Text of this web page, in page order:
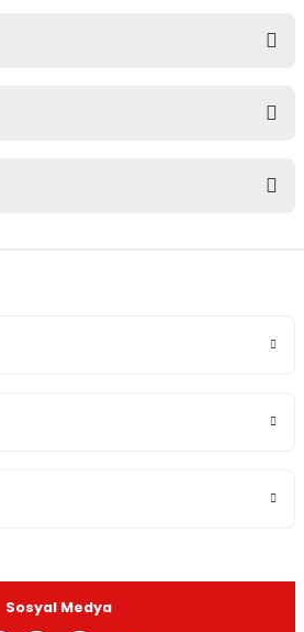
bulunuyor.
Sosyal Medya